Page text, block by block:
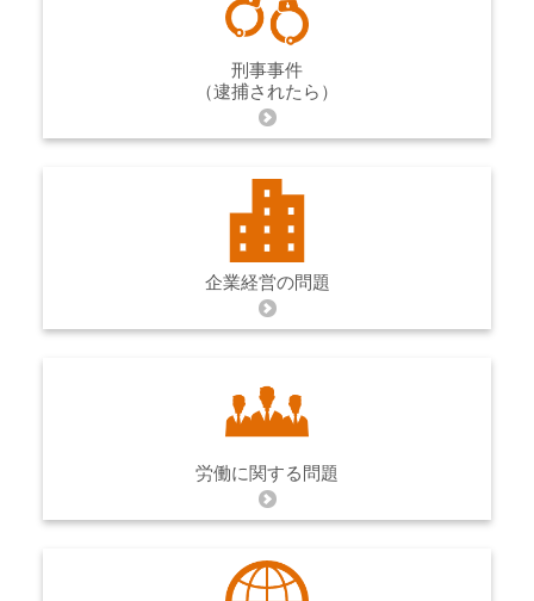
刑事事件
（逮捕されたら）
企業経営の問題
労働に関する問題